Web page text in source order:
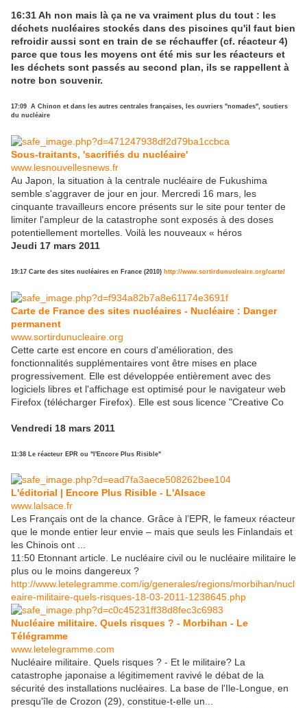
16:31 Ah non mais là ça ne va vraiment plus du tout : les
déchets nucléaires stockés dans des piscines qu'il faut bien
refroidir aussi sont en train de se réchauffer (cf. réacteur 4)
parce que tous les moyens ont été mis sur les réacteurs et
les déchets sont passés au second plan, ils se rappellent à
notre bon souvenir.
17:09 A Chinon et dans les autres centrales françaises, les ouvriers "nomades", soutiers
du nucléaire
Sous-traitants, 'sacrifiés du nucléaire'
www.lesnouvellesnews.fr
Au Japon, la situation à la centrale nucléaire de Fukushima
semble s'aggraver de jour en jour. Mercredi 16 mars, les
cinquante travailleurs encore présents sur le site pour tenter de
limiter l'ampleur de la catastrophe sont exposés à des doses
potentiellement mortelles. Voilà les nouveaux « héros
Jeudi 17 mars 2011
19:17 Carte des sites nucléaires en France (2010) http://www.sortirdunucleaire.org/carte/
Carte de France des sites nucléaires - Nucléaire : Danger
permanent
www.sortirdunucleaire.org
Cette carte est encore en cours d'amélioration, des
fonctionnalités supplémentaires vont être mises en place
progressivement. Elle est développée entièrement avec des
logiciels libres et l'affichage est optimisé pour le navigateur web
Firefox (télécharger Firefox). Elle est sous licence "Creative Co
Vendredi 18 mars 2011
11:38 Le réacteur EPR ou "l'Encore Plus Risible"
L'éditorial | Encore Plus Risible - L'Alsace
www.lalsace.fr
Les Français ont de la chance. Grâce à l’EPR, le fameux réacteur
que le monde entier leur envie – mais que seuls les Finlandais et
les Chinois ont ...
11:50 Etonnant article. Le nucléaire civil ou le nucléaire militaire le
plus ou le moins dangereux ?
http://www.letelegramme.com/ig/generales/regions/morbihan/nucl
eaire-militaire-quels-risques-18-03-2011-1238645.php
Nucléaire militaire. Quels risques ? - Morbihan - Le
Télégramme
www.letelegramme.com
Nucléaire militaire. Quels risques ? - Et le militaire? La
catastrophe japonaise a légitimement ravivé le débat de la
sécurité des installations nucléaires. La base de l'Ile-Longue, en
presqu'île de Crozon (29), constitue-t-elle un...